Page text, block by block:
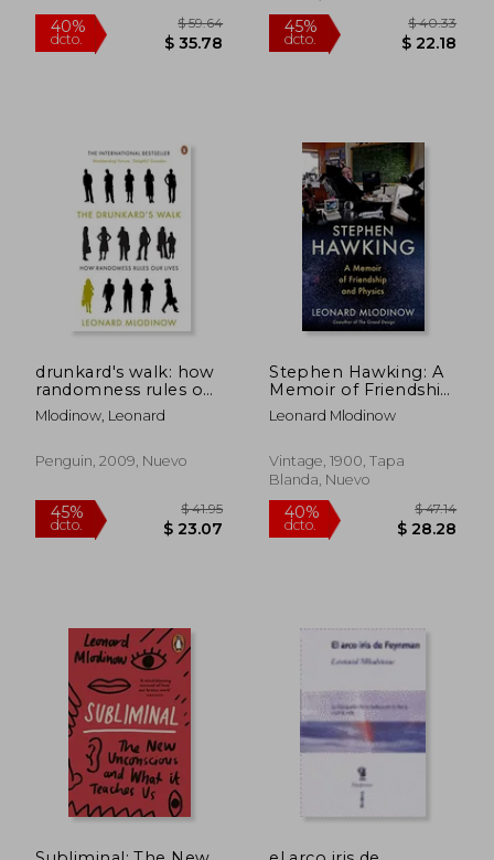
dcto. $ 19.96 dcto. $
45% $ 36.79 45% $
drunkard's walk: how
randomness rules our
lives (en Inglés)
Mlodinow, Leonard
Penguin, 2009, Nuevo
Stephen Hawking: A
Memoir of Friendship
and Physics (en
Inglés)
Leonard Mlodinow
Vintage, 1900, Tapa
Blanda, Nuevo